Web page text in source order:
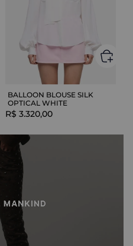
BALLOON BLOUSE SILK
OPTICAL WHITE
R$ 3.320,00